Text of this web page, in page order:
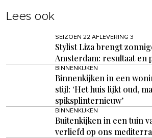
Lees ook
SEIZOEN 22 AFLEVERING 3
Stylist Liza brengt
Amsterdam: resultaat
BINNENKIJKEN
Binnenkijken in een
stijl: ‘Het huis lijkt oud,
spiksplinternieuw’
BINNENKIJKEN
Buitenkijken in een tuin
verliefd op ons